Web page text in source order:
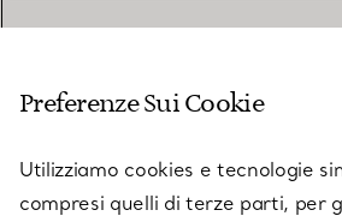
Preferenze Sui Cookie
Utilizziamo cookies e tecnologie
compresi quelli di terze parti, per